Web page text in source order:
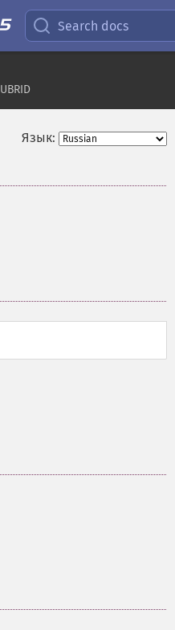
Search docs
Язык: